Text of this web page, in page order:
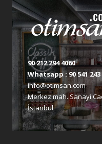
90 212 294 4060
Whatsapp : 90 541
info@otimsan.com
Merkez mah. Sanayi
İstanbul